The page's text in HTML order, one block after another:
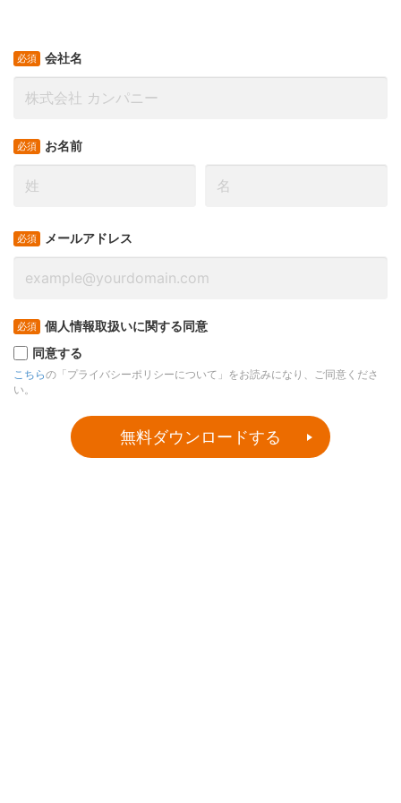
会社名
お名前
メールアドレス
個人情報取扱いに関する同意
同意する
こちらの「プライバシーポリシーについて」をお読みになり、ご同意くださ
い。